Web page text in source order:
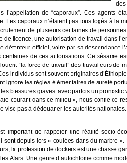
l’appellation de “caporaux”. Ces agents
Les caporaux n’étaient pas tous logés à la
de plusieurs centaines de
de licence, une autorisation de travail dans
détenteur officiel, voire par sa descendance
de ces autorisations. Ce sésame
“la force de travail” des travailleurs
individus sont souvent originaires
ignore les règles élémentaires de sureté
blessures graves, avec parfois un
courant dans ce milieu », nous confie ce
vise pas à dédouaner les autorités nationales.
important de rappeler une réalité socio-
sont depuis lors « coulées dans du marbre
la profession de dockers est une chasse
Afars. Une genre d’autochtonie comme